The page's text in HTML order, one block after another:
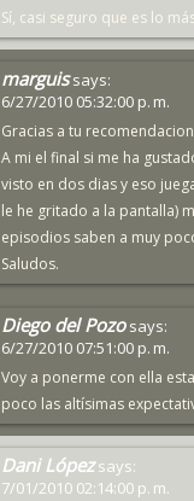
Sí, casi seguro que es lo
marguis says:
6/27/2010 05:32:00 p. m.
Gracias a tu
A mi el final si me ha
visto en dos dias y eso
le he gritado a la pantalla)
episodios saben a muy
Saludos.
Diego del Pozo says:
6/27/2010 07:51:00 p. m.
Voy a ponerme con ella
poco las altísimas
Dani López says:
7/01/2010 02:14:00 p. m.